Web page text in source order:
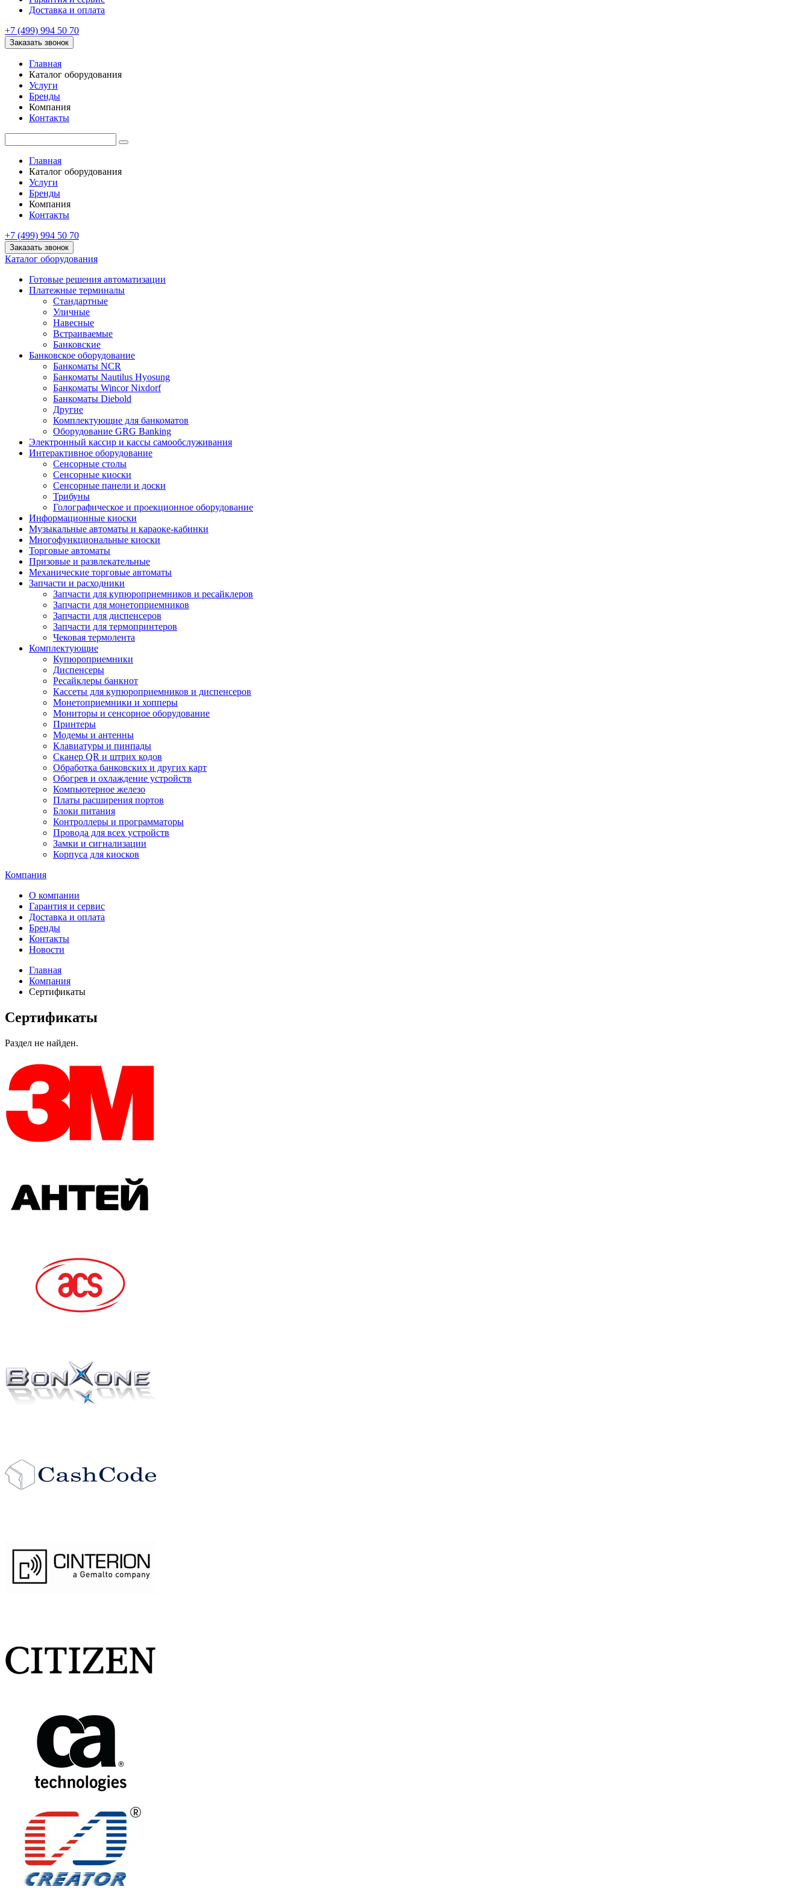
Доставка и оплата
+7 (499) 994 50 70
Заказать звонок
Главная
Каталог оборудования
Услуги
Бренды
Компания
Контакты
Главная
Каталог оборудования
Услуги
Бренды
Компания
Контакты
+7 (499) 994 50 70
Заказать звонок
Каталог оборудования
Готовые решения автоматизации
Платежные терминалы
Стандартные
Уличные
Навесные
Встраиваемые
Банковские
Банковское оборудование
Банкоматы NCR
Банкоматы Nautilus Hyosung
Банкоматы Wincor Nixdorf
Банкоматы Diebold
Другие
Комплектующие для банкоматов
Оборудование GRG Banking
Электронный кассир и кассы самообслуживания
Интерактивное оборудование
Сенсорные столы
Сенсорные киоски
Сенсорные панели и доски
Трибуны
Голографическое и проекционное оборудование
Информационные киоски
Музыкальные автоматы и караоке-кабинки
Многофункциональные киоски
Торговые автоматы
Призовые и развлекательные
Механические торговые автоматы
Запчасти и расходники
Запчасти для купюроприемников и ресайклеров
Запчасти для монетоприемников
Запчасти для диспенсеров
Запчасти для термопринтеров
Чековая термолента
Комплектующие
Купюроприемники
Диспенсеры
Ресайклеры банкнот
Кассеты для купюроприемников и диспенсеров
Монетоприемники и хопперы
Мониторы и сенсорное оборудование
Принтеры
Модемы и антенны
Клавиатуры и пинпады
Сканер QR и штрих кодов
Обработка банковских и других карт
Обогрев и охлаждение устройств
Компьютерное железо
Платы расширения портов
Блоки питания
Контроллеры и программаторы
Провода для всех устройств
Замки и сигнализации
Корпуса для киосков
Компания
О компании
Гарантия и сервис
Доставка и оплата
Бренды
Контакты
Новости
Главная
Компания
Сертификаты
Сертификаты
Раздел не найден.